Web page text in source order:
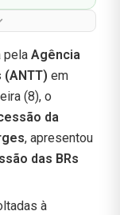
pela Agência
em
(8), o
da
, apresentou
das BRs
à